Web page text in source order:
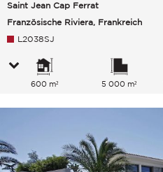
Saint Jean Cap Ferrat
Französische Riviera, Frankreich
L2038SJ
600 m² 5 000 m²